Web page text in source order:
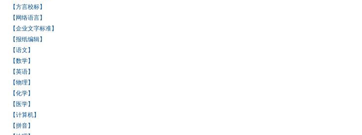
【方言校标】
【网络语言】
【企业文字标准】
【报纸编辑】
【语文】
【数学】
【英语】
【物理】
【化学】
【医学】
【计算机】
【拼音】